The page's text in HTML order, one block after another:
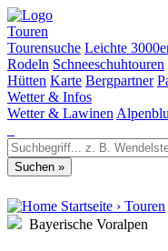
Touren
Tourensuche Leichte
Rodeln Schneeschuhtouren
Hütten Karte Bergpartner
Wetter & Infos
Wetter & Lawinen
Startseite › Touren
Bayerische Voralpen